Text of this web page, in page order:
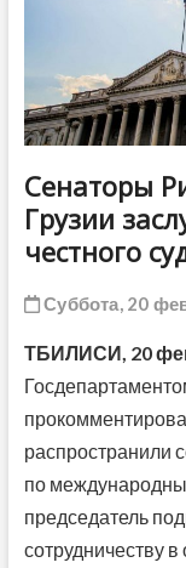
Сенаторы
Грузии
честного
Суббота, 20
ТБИЛИСИ, 20
распространили
по
председатель
сотрудничеству